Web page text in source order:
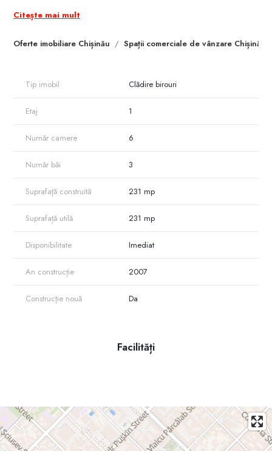
Oferte imobiliare Chișinău Spații comerciale de vânzare Chișinău
Spațiu luminos
Parcare în fata
O oportunitate excelentă atât pentru dezvoltarea propriei afaceri, cât și
pentru investiție sigură pe termen lung.
Proprietar persoana juridică.
PREȚUL NU INCLUDE TVA
Citește mai mult
Tip imobil Clădire birouri
Etaj 1
Număr camere 6
Număr băi 3
Suprafață construită 231 mp
Suprafață utilă 231 mp
Disponibilitate Imediat
An construcție 2007
Construcție nouă Da
Facilități